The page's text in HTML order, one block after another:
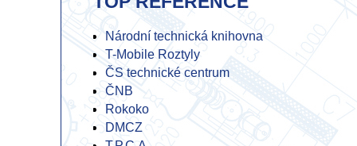
2010
2009
2008
2007
2006
2005
2004
2003
Národní technická knihovna
T-Mobile Roztyly
ČS technické centrum
ČNB
Rokoko
DMCZ